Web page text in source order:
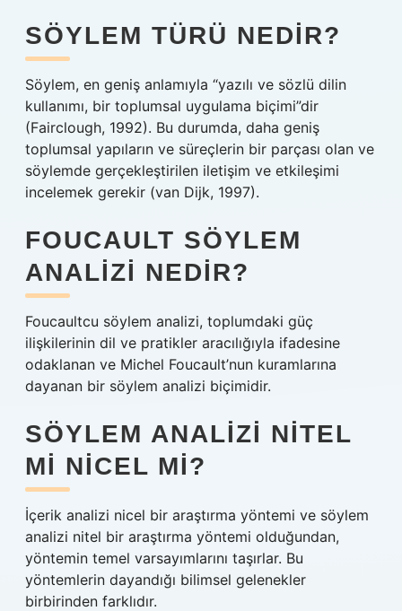
SÖYLEM TÜRÜ NEDIR?
Söylem, en geniş anlamıyla “yazılı ve sözlü dilin
kullanımı, bir toplumsal uygulama biçimi”dir
(Fairclough, 1992). Bu durumda, daha geniş
toplumsal yapıların ve süreçlerin bir parçası olan ve
söylemde gerçekleştirilen iletişim ve etkileşimi
incelemek gerekir (van Dijk, 1997).
FOUCAULT SÖYLEM
ANALIZI NEDIR?
Foucaultcu söylem analizi, toplumdaki güç
ilişkilerinin dil ve pratikler aracılığıyla ifadesine
odaklanan ve Michel Foucault’nun kuramlarına
dayanan bir söylem analizi biçimidir.
SÖYLEM ANALIZI NITEL
MI NICEL MI?
İçerik analizi nicel bir araştırma yöntemi ve söylem
analizi nitel bir araştırma yöntemi olduğundan,
yöntemin temel varsayımlarını taşırlar. Bu
yöntemlerin dayandığı bilimsel gelenekler
birbirinden farklıdır.